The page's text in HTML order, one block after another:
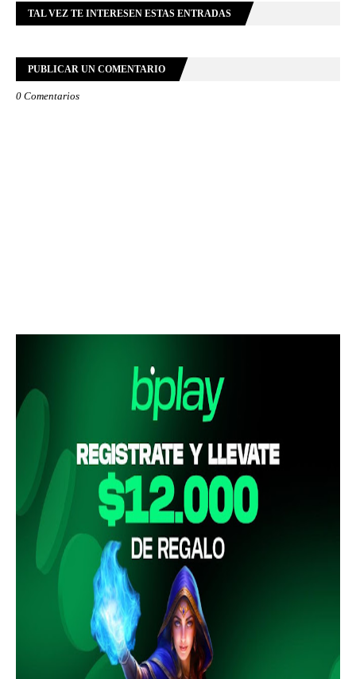
TAL VEZ TE INTERESEN ESTAS ENTRADAS
PUBLICAR UN COMENTARIO
0 Comentarios